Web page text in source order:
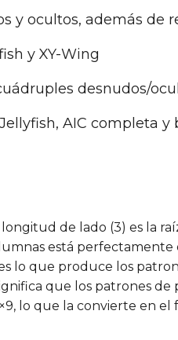
y ocultos, además de
y XY-Wing
desnudos/
AIC completa
de lado (3) es la
está perfectamente
lo que produce los
que los patrones
lo que la convierte en